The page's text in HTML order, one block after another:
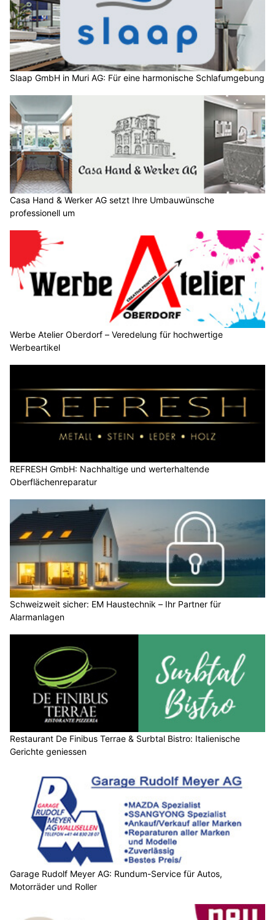
Slaap GmbH in Muri AG: Für eine harmonische Schlafumgebung
Casa Hand & Werker AG setzt Ihre Umbauwünsche
professionell um
Werbe Atelier Oberdorf – Veredelung für hochwertige
Werbeartikel
REFRESH GmbH: Nachhaltige und werterhaltende
Oberflächenreparatur
Schweizweit sicher: EM Haustechnik – Ihr Partner für
Alarmanlagen
Restaurant De Finibus Terrae & Surbtal Bistro: Italienische
Gerichte geniessen
Garage Rudolf Meyer AG: Rundum-Service für Autos,
Motorräder und Roller